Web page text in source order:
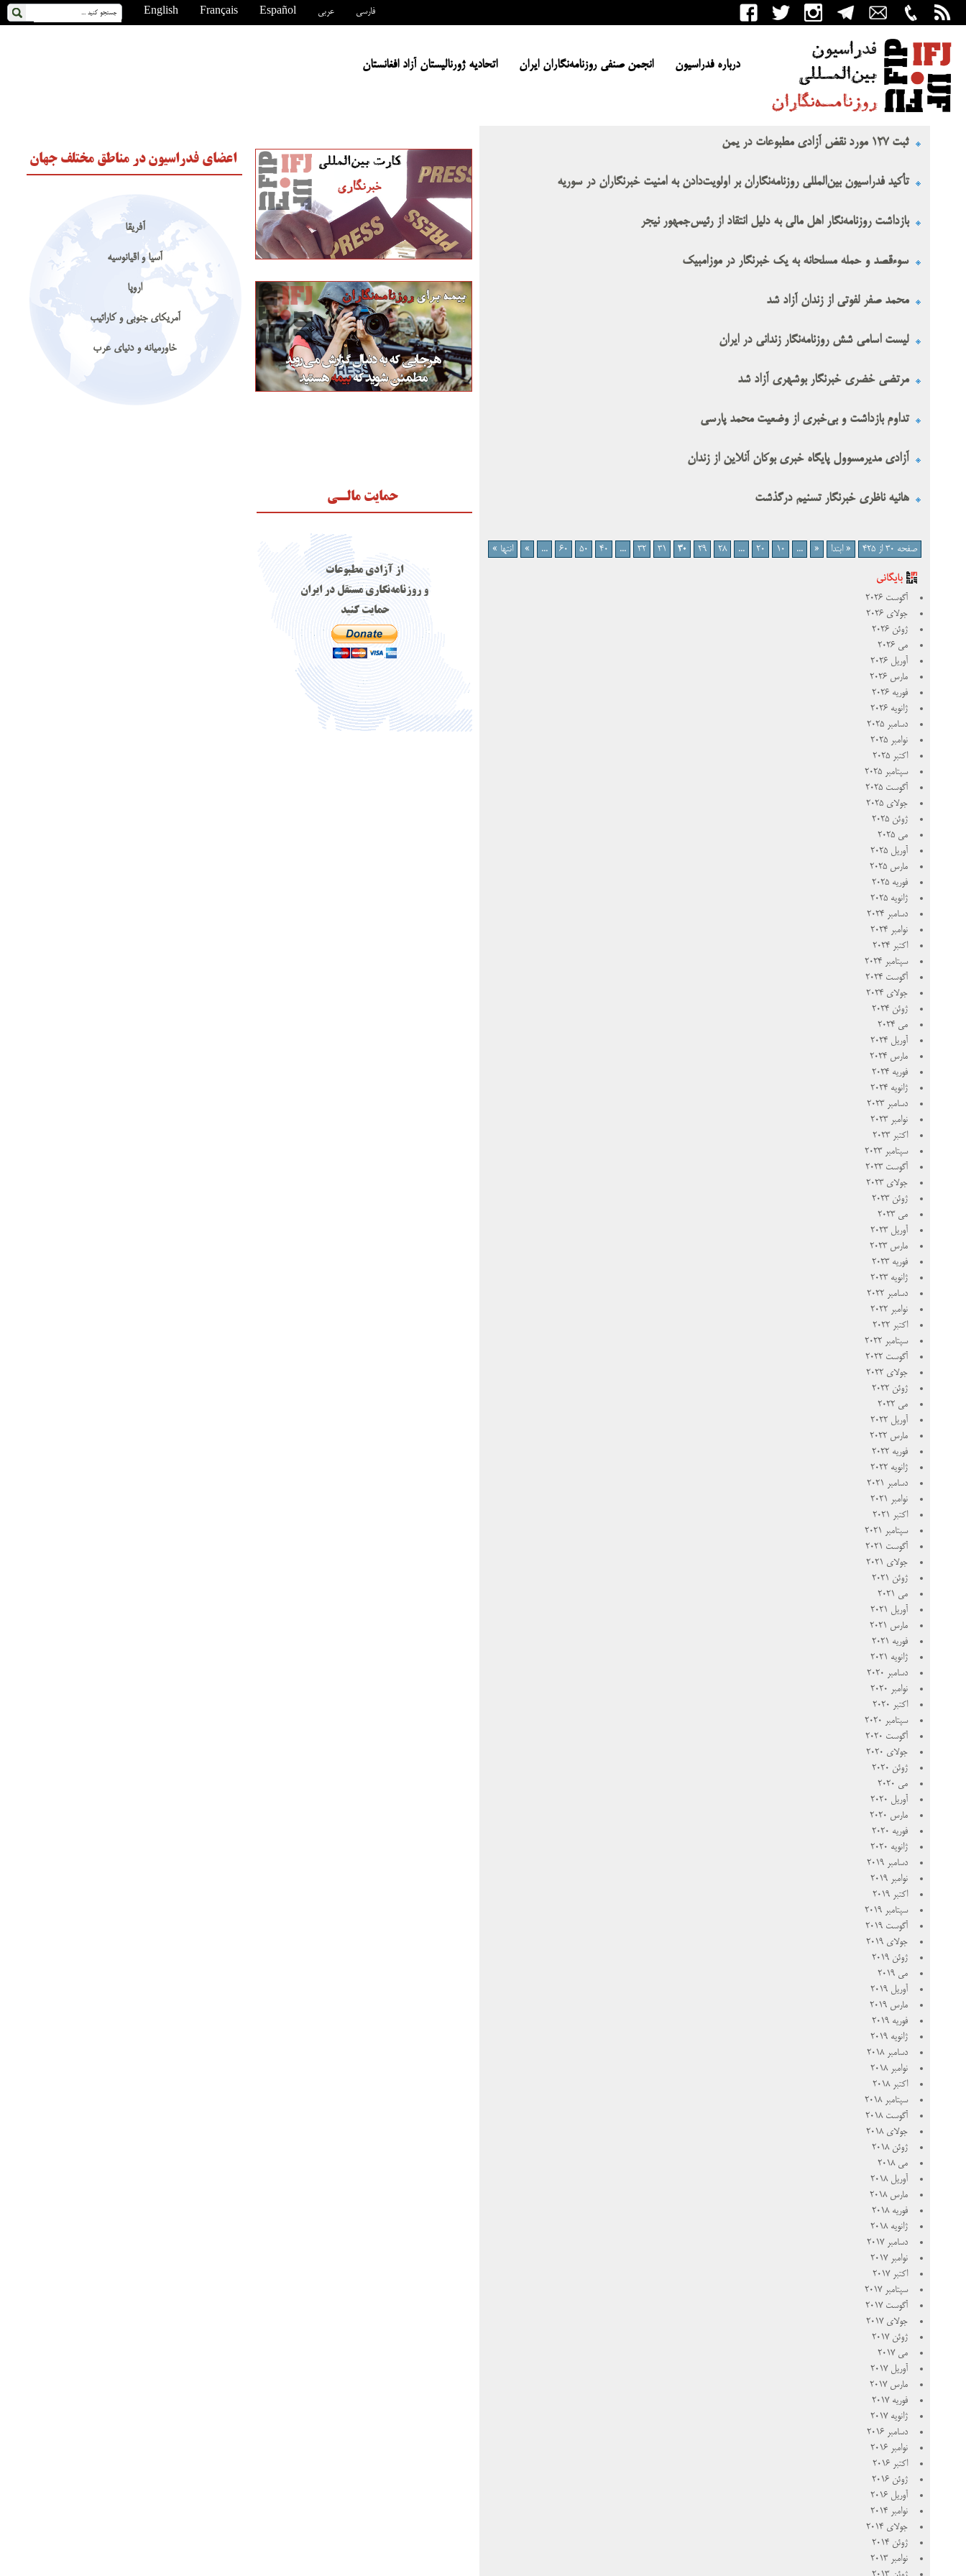
English Français Español عربی فارسی
درباره فدراسیون انجمن صنفی روزنامه‌نگاران ایران اتحادیه ژورنالیستان آزاد افغانستان
ثبت ۱۲۷ مورد نقض آزادی مطبوعات در یمن
تأکید فدراسیون بین‌المللی روزنامه‌نگاران بر اولویت‌دادن به امنیت خبرنگاران در سوریه
بازداشت روزنامه‌نگار اهل مالی به دلیل انتقاد از رئیس‌جمهور نیجر
سوءقصد و حمله مسلحانه به یک خبرنگار در موزامبیک
محمد صفر لفوتی از زندان آزاد شد
لیست اسامی شش روزنامه‌نگار زندانی در ایران
مرتضی خضری خبرنگار بوشهری آزاد شد
تداوم بازداشت و بی‌خبری از وضعیت محمد پارسی
آزادی مدیرمسوول پایگاه خبری بوکان آنلاین از زندان
هانیه ناظری خبرنگار تسنیم درگذشت
صفحه 30 از 425 « ابتدا «
...
10
20
...
28
29
30
31
32
...
40
50
60
...
» انتها »
آگوست 2026
جولای 2026
ژوئن 2026
می 2026
آوریل 2026
مارس 2026
فوریه 2026
ژانویه 2026
دسامبر 2025
نوامبر 2025
اکتبر 2025
سپتامبر 2025
آگوست 2025
جولای 2025
ژوئن 2025
می 2025
آوریل 2025
مارس 2025
فوریه 2025
ژانویه 2025
دسامبر 2024
نوامبر 2024
اکتبر 2024
سپتامبر 2024
آگوست 2024
جولای 2024
ژوئن 2024
می 2024
آوریل 2024
مارس 2024
فوریه 2024
ژانویه 2024
دسامبر 2023
نوامبر 2023
اکتبر 2023
سپتامبر 2023
آگوست 2023
جولای 2023
ژوئن 2023
می 2023
آوریل 2023
مارس 2023
فوریه 2023
ژانویه 2023
دسامبر 2022
نوامبر 2022
اکتبر 2022
سپتامبر 2022
آگوست 2022
جولای 2022
ژوئن 2022
می 2022
آوریل 2022
مارس 2022
فوریه 2022
ژانویه 2022
دسامبر 2021
نوامبر 2021
اکتبر 2021
سپتامبر 2021
آگوست 2021
جولای 2021
ژوئن 2021
می 2021
آوریل 2021
مارس 2021
فوریه 2021
ژانویه 2021
دسامبر 2020
نوامبر 2020
اکتبر 2020
سپتامبر 2020
آگوست 2020
جولای 2020
ژوئن 2020
می 2020
آوریل 2020
مارس 2020
فوریه 2020
ژانویه 2020
دسامبر 2019
نوامبر 2019
اکتبر 2019
سپتامبر 2019
آگوست 2019
جولای 2019
ژوئن 2019
می 2019
آوریل 2019
مارس 2019
فوریه 2019
ژانویه 2019
دسامبر 2018
نوامبر 2018
اکتبر 2018
سپتامبر 2018
آگوست 2018
جولای 2018
ژوئن 2018
می 2018
آوریل 2018
مارس 2018
فوریه 2018
ژانویه 2018
دسامبر 2017
نوامبر 2017
اکتبر 2017
سپتامبر 2017
آگوست 2017
جولای 2017
ژوئن 2017
می 2017
آوریل 2017
مارس 2017
فوریه 2017
ژانویه 2017
دسامبر 2016
نوامبر 2016
اکتبر 2016
ژوئن 2016
آوریل 2016
نوامبر 2014
جولای 2014
ژوئن 2014
نوامبر 2013
اعضای فدراسیون در مناطق مختلف جهان
آفریقا
آسیا و اقیانوسیه
اروپا
آمریکای جنوبی و کارائیب
خاورمیانه و دنیای عرب
حمایت مالـی
از آزادی مطبوعات
و روزنامه‌نگاری مستقل در ایران
حمایت کنید